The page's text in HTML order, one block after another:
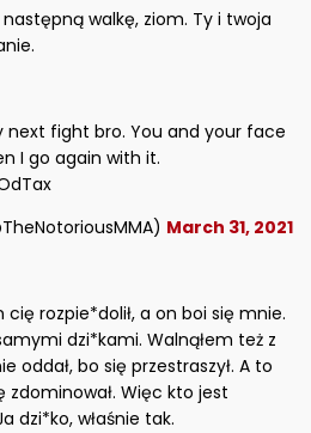
walkę, ziom. Ty i twoja
next fight bro. You and your face
I go again with it.
March 31, 2021
cię rozpie*dolił, a on boi się mnie.
dzi*kami. Walnąłem też z
oddał, bo się przestraszył. A to
zdominował. Więc kto jest
dzi*ko, właśnie tak.